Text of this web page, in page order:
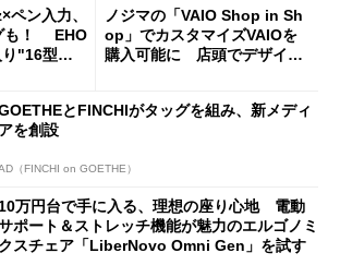
ン入力、
も！ EHO
"16型モ
ノジマの「VAIO Shop in Sh
op」でカスタマイズVAIOを
購入可能に 店頭でデザイン
とFINCHIがタッグを組み、新メディ
アを創設
（FINCHI on GOETHE）
10万円台で手に入る、理想の座り心地 電動
ポート＆ストレッチ機能が魅力のエルゴノミ
クスチェア「LiberNovo Omni Gen」を試す